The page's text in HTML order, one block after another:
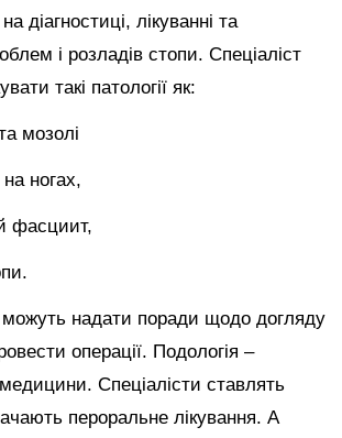
діагностиці, лікуванні та
і розладів стопи. Спеціаліст
такі патології як:
мозолі
на ногах,
фасциит,
надати поради щодо догляду
операції. Подологія –
Спеціалісти ставлять
пероральне лікування. А